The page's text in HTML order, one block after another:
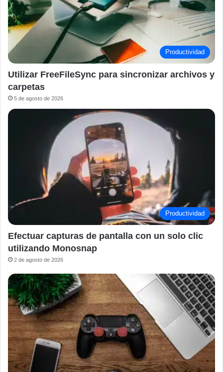
Productividad
Utilizar FreeFileSync para sincronizar archivos y
carpetas
5 de agosto de 2026
Productividad
Efectuar capturas de pantalla con un solo clic
utilizando Monosnap
2 de agosto de 2026